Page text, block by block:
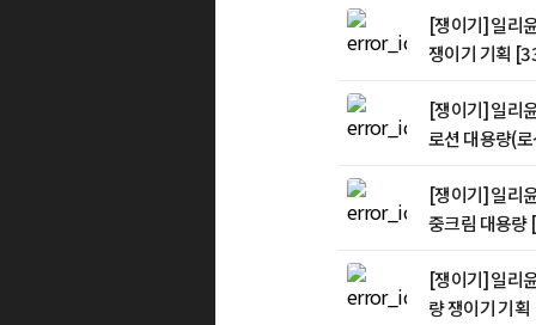
[쟁이기] 일리
쟁이기 기획
[쟁이기] 일리
로션 대용량(
[쟁이기] 일리
중크림 대용
[쟁이기] 일리
량 쟁이기 기